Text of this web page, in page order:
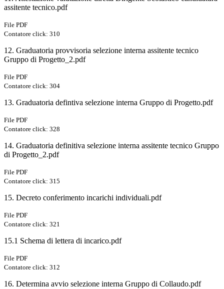
assitente tecnico.pdf
File PDF
Contatore click: 310
12. Graduatoria provvisoria selezione interna assitente tecnico
Gruppo di Progetto_2.pdf
File PDF
Contatore click: 304
13. Graduatoria defintiva selezione interna Gruppo di Progetto.pdf
File PDF
Contatore click: 328
14. Graduatoria definitiva selezione interna assitente tecnico Gruppo
di Progetto_2.pdf
File PDF
Contatore click: 315
15. Decreto conferimento incarichi individuali.pdf
File PDF
Contatore click: 321
15.1 Schema di lettera di incarico.pdf
File PDF
Contatore click: 312
16. Determina avvio selezione interna Gruppo di Collaudo.pdf